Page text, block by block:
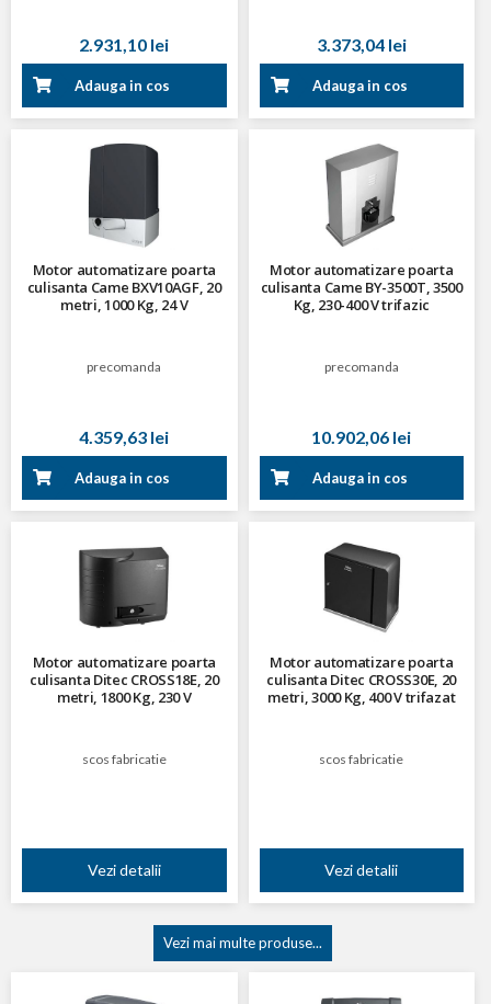
2.931,10 lei
Adauga in cos
3.373,04 lei
Adauga in cos
Motor automatizare poarta
culisanta Came BXV10AGF, 20
metri, 1000 Kg, 24 V
precomanda
4.359,63 lei
Adauga in cos
Motor automatizare poarta
culisanta Came BY-3500T, 3500
Kg, 230-400 V trifazic
precomanda
10.902,06 lei
Adauga in cos
Motor automatizare poarta
culisanta Ditec CROSS18E, 20
metri, 1800 Kg, 230 V
scos fabricatie
Vezi detalii
Motor automatizare poarta
culisanta Ditec CROSS30E, 20
metri, 3000 Kg, 400 V trifazat
scos fabricatie
Vezi detalii
Vezi mai multe produse...